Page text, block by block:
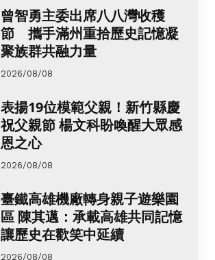
曾智勇主委出席八八灣收穫
節 攜手滿州重拾歷史記憶凝
聚族群共融力量
2026/08/08
表揚19位模範父親！新竹縣慶
祝父親節 楊文科盼喚醒大眾感
恩之心
2026/08/08
臺鐵高雄機廠轉身親子遊樂園
區 陳其邁：承載高雄共同記憶
讓歷史在歡笑中延續
2026/08/08